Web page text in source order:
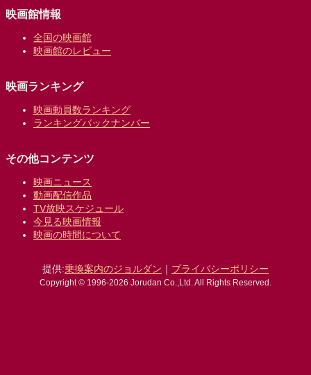
映画館情報
全国の映画館
映画館のレビュー
映画ランキング
映画動員数ランキング
ランキングバックナンバー
その他コンテンツ
映画ニュース
動画配信作品
TV放映スケジュール
今見る映画情報
映画の時間について
提供:乗換案内のジョルダン ｜ プライバシーポリシー
Copyright © 1996-2026 Jorudan Co.,Ltd. All Rights Reserved.